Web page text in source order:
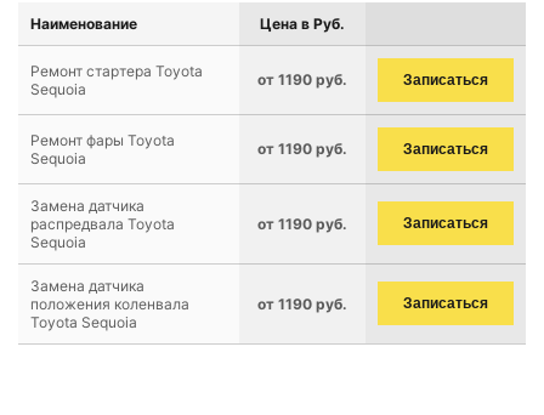
Наименование Цена в Руб.
Ремонт стартера Toyota
Sequoia
от 1190 руб. Записаться
Ремонт фары Toyota
Sequoia
от 1190 руб. Записаться
Замена датчика
распредвала Toyota
Sequoia
от 1190 руб. Записаться
Замена датчика
положения коленвала
Toyota Sequoia
от 1190 руб. Записаться